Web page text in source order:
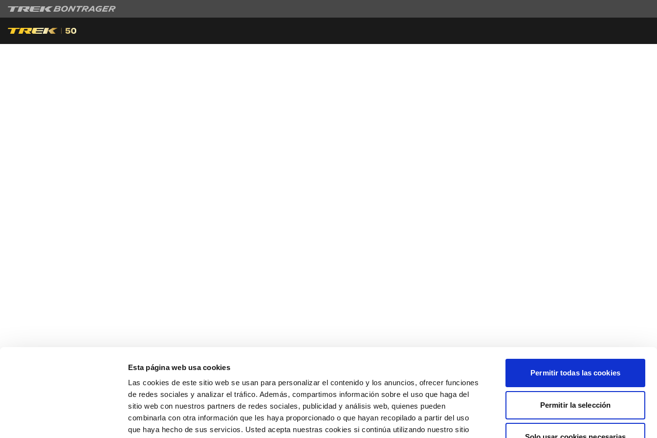
Esta página web usa cookies
Las cookies de este sitio web se usan para personalizar el contenido y los anuncios, ofrecer funciones
de redes sociales y analizar el tráfico. Además, compartimos información sobre el uso que haga del
sitio web con nuestros partners de redes sociales, publicidad y análisis web, quienes pueden
combinarla con otra información que les haya proporcionado o que hayan recopilado a partir del uso
que haya hecho de sus servicios. Usted acepta nuestras cookies si continúa utilizando nuestro sitio
Permitir todas las cookies
Permitir la selección